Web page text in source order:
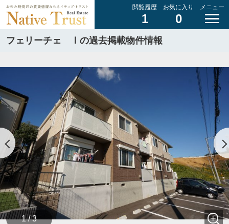
閲覧履歴
1
お気に入り
0
メニュー
フェリーチェ Ⅰの過去掲載物件情報
1 / 3